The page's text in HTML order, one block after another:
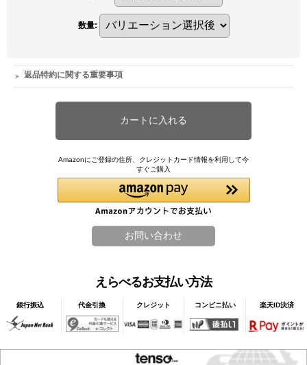
数量:
返品特約に関する重要事項
Amazonにご登録の住所、クレジットカード情報を利用して今
すぐご購入
えらべるお支払い方法
銀行振込 代金引換 クレジット コンビニ払い 楽天ID決済